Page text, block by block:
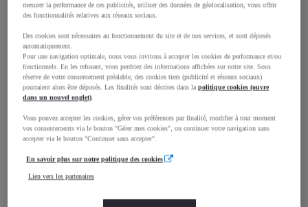
Consommation mixte
Consommation mixte
mesurer la performance de ces publicités, utiliser des données de géolocalisation, vous offrir
des fonctionnalités relatives aux réseaux sociaux.
Des cookies sont nécessaires au fonctionnement du site et de nos services, et sont déposés
automatiquement.
Pour une navigation optimale, nous vous invitons à accepter les cookies de performance et/ou
fonctionnels. En les refusant, vous perdriez des informations affichées sur notre site. Sous
réserve de votre consentement préalable, des cookies tiers (publicité et réseaux sociaux)
pourraient alors être déposés. Les finalités sont décrites dans lapolitique cookies (ouvre
dans un nouvel onglet).
Vous pouvez accepter les cookies, gérer vos préférences par finalité, modifier à tout moment
vos consentements via le bouton "Gérer mes cookies", ou continuer votre navigation sans
accepter via le bouton "Continuer sans accepter".
En savoir plus sur notre politique des cookies
Lien vers les partenaires